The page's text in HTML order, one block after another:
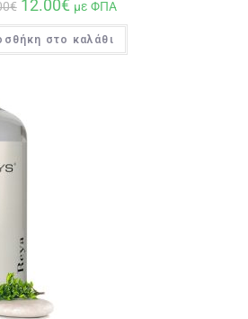
€ 12.00€ με ΦΠΑ
στο καλάθι